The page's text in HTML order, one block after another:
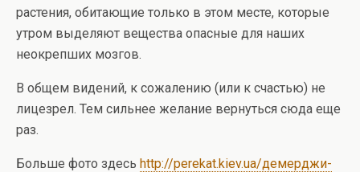
растения, обитающие только в этом месте, которые
утром выделяют вещества опасные для наших
неокрепших мозгов.
В общем видений, к сожалению (или к счастью) не
лицезрел. Тем сильнее желание вернуться сюда еще
раз.
Больше фото здесь http://perekat.kiev.ua/демерджи-